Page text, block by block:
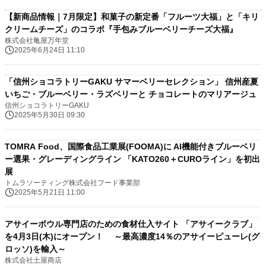
【新商品情報｜7月限定】和菓子の新定番「フルーツ大福」と「キリ
クリームチーズ」のコラボ『手包みブルーベリーチーズ大福』
株式会社亀屋万年堂
2025年6月24日 11:10
「信州ショコラトリーGAKU サマーベリーセレクション」 信州産夏
いちご・ブルーベリー・ラズベリーと チョコレートのマリアージュ
信州ショコラトリーGAKU
2025年5月30日 09:30
TOMRA Food、国際食品工業展(FOOMA)に AI機能付きブルーベリ
ー選果・グレーディングライン 「KATO260＋CUROライン」を初出
展
トムラソーティング株式会社フード事業部
2025年5月21日 11:00
アサイーボウル専門店のための食材仕入サイト 「アサイークラブ」
を4月3日(木)にオープン！ ～最高濃度14％のアサイーピューレ(グ
ロッソ)を輸入～
株式会社土屋商店